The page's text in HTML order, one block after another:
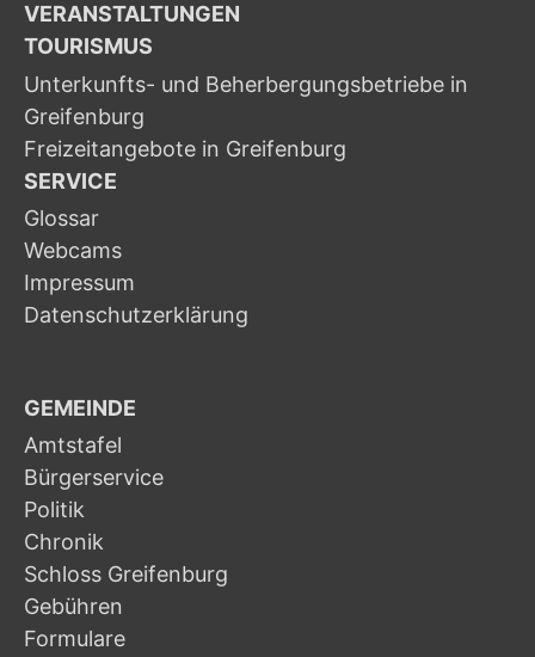
VERANSTALTUNGEN
TOURISMUS
Unterkunfts- und Beherbergungsbetriebe in
Greifenburg
Freizeitangebote in Greifenburg
SERVICE
Glossar
Webcams
Impressum
Datenschutzerklärung
GEMEINDE
Amtstafel
Bürgerservice
Politik
Chronik
Schloss Greifenburg
Gebühren
Formulare